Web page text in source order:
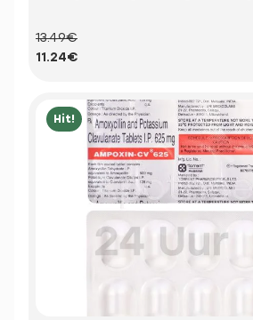
13.49€
11.24€
Hit!